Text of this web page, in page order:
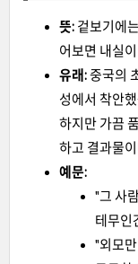
뜻: 겉보기에
어보면 내실
유래:중국의
성에서 착안
하지만 가끔
하고 결과물
예문:
"그 사
테무인
"외모